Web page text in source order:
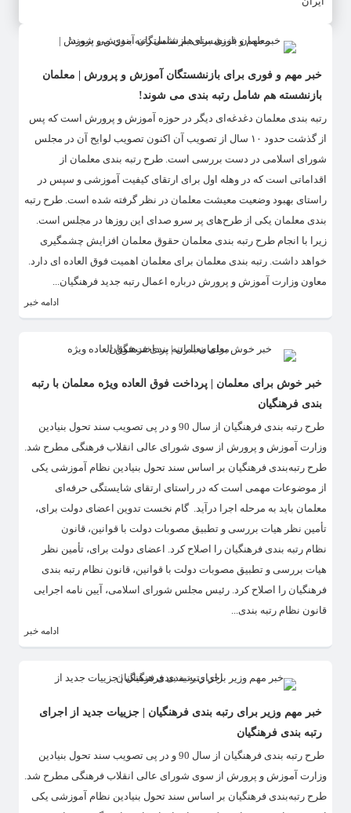
خبر مهم و فوری برای بازنشستگان آموزش و پرورش | معلمان
بازنشسته هم شامل رتبه بندی می شوند!
رتبه بندی معلمان دغدغه‌ای دیگر در حوزه آموزش و پرورش است که پس
از گذشت حدود ۱۰ سال از تصویب آن اکنون تصویب لوایح آن در مجلس
شورای اسلامی در دست بررسی است. طرح رتبه بندی معلمان از
اقداماتی است که در وهله اول برای ارتقای کیفیت آموزشی و سپس در
راستای بهبود وضعیت معیشت معلمان در نظر گرفته شده است. طرح رتبه
بندی معلمان یکی از طرح‌های پر سرو صدای این روز‌ها در مجلس است.
زیرا با انجام طرح رتبه بندی معلمان حقوق معلمان افزایش چشمگیری
خواهد داشت. رتبه بندی معلمان برای معلمان اهمیت فوق العاده ای دارد.
معاون وزارت آموزش و پرورش درباره اعمال رتبه جدید فرهنگیان...
ادامه خبر
خبر خوش برای معلمان | پرداخت فوق العاده ویژه معلمان با رتبه
بندی فرهنگیان
​طرح رتبه بندی فرهنگیان از سال 90 و در پی تصویب سند تحول بنیادین
وزارت آموزش و پرورش از سوی شورای عالی انقلاب فرهنگی مطرح شد.
طرح رتبه‌بندی فرهنگیان بر اساس سند تحول بنیادین نظام آموزشی یکی
از موضوعات مهمی است که در راستای ارتقای شایستگی حرفه‌ای
معلمان باید به مرحله اجرا درآید. گام نخست تدوین اعضای دولت برای،
تأمین نظر هیات بررسی و تطبیق مصوبات دولت با قوانین، قانون
نظام رتبه بندی فرهنگیان را اصلاح کرد. اعضای دولت برای، تأمین نظر
هیات بررسی و تطبیق مصوبات دولت با قوانین، قانون نظام رتبه بندی
فرهنگیان را اصلاح کرد. رئیس مجلس شورای اسلامی، آیین نامه اجرایی
قانون نظام رتبه بندی...
ادامه خبر
خبر مهم وزیر برای رتبه بندی فرهنگیان | جزییات جدید از اجرای
رتبه بندی فرهنگیان
​طرح رتبه بندی فرهنگیان از سال 90 و در پی تصویب سند تحول بنیادین
وزارت آموزش و پرورش از سوی شورای عالی انقلاب فرهنگی مطرح شد.
طرح رتبه‌بندی فرهنگیان بر اساس سند تحول بنیادین نظام آموزشی یکی